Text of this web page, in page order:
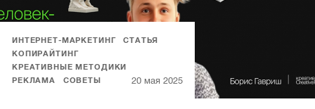
ИНТЕРНЕТ-МАРКЕТИНГ
СТАТЬЯ
КОПИРАЙТИНГ
КРЕАТИВНЫЕ МЕТОДИКИ
РЕКЛАМА
СОВЕТЫ 20 мая 2025